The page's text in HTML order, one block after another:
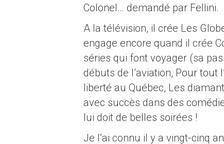
Colonel… demandé par Fellini.
A la télévision, il crée Les
engage encore quand il crée
séries qui font voyager (sa
débuts de l’aviation, Pour tout
liberté au Québec, Les
avec succès dans des
lui doit de belles soirées !
Je l’ai connu il y a vingt-cinq